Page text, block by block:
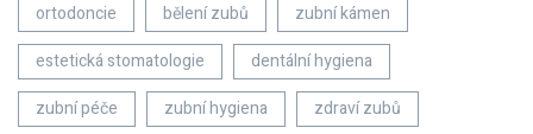
ortodoncie
bělení zubů
zubní kámen
estetická stomatologie
dentální hygiena
zubní péče
zubní hygiena
zdraví zubů